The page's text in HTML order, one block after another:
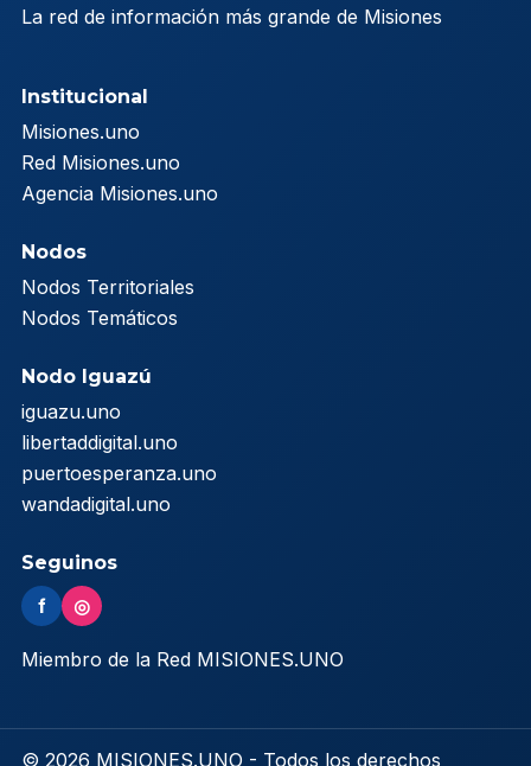
La red de información más grande de Misiones
Institucional
Misiones.uno
Red Misiones.uno
Agencia Misiones.uno
Nodos
Nodos Territoriales
Nodos Temáticos
Nodo Iguazú
iguazu.uno
libertaddigital.uno
puertoesperanza.uno
wandadigital.uno
Seguinos
f ◎
Miembro de la Red MISIONES.UNO
© 2026 MISIONES.UNO - Todos los derechos